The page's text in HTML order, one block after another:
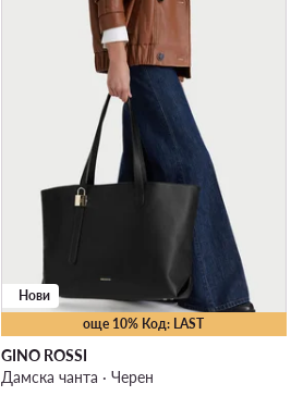
още 10% Код: LAST
Нови
GINO ROSSI
Дамска чанта · Черен